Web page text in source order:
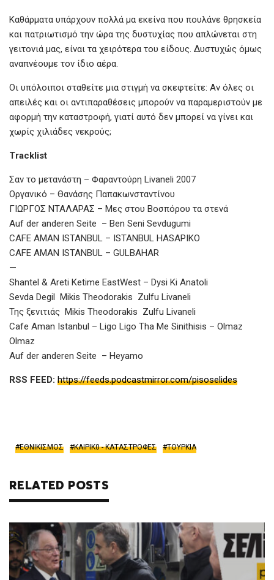
Καθάρματα υπάρχουν πολλά μα εκείνα που πουλάνε θρησκεία
και πατριωτισμό την ώρα της δυστυχίας που απλώνεται στη
γειτονιά μας, είναι τα χειρότερα του είδους. Δυστυχώς όμως
αναπνέουμε τον ίδιο αέρα.
Οι υπόλοιποι σταθείτε μια στιγμή να σκεφτείτε: Αν όλες οι
απειλές και οι αντιπαραθέσεις μπορούν να παραμεριστούν με
αφορμή την καταστροφή, γιατί αυτό δεν μπορεί να γίνει και
χωρίς χιλιάδες νεκρούς;
Tracklist
Σαν το μετανάστη – Φαραντούρη Livaneli 2007
Οργανικό – Θανάσης Παπακωνσταντίνου
ΓΙΩΡΓΟΣ ΝΤΑΛΑΡΑΣ – Μες στου Βοσπόρου τα στενά
Auf der anderen Seite – Ben Seni Sevdugumi
CAFE AMAN ISTANBUL – ISTANBUL HASAPIKO
CAFE AMAN ISTANBUL – GULBAHAR
—
Shantel & Areti Ketime EastWest – Dysi Ki Anatoli
Sevda Degil Mikis Theodorakis Zulfu Livaneli
Της ξενιτιάς Mikis Theodorakis Zulfu Livaneli
Cafe Aman Istanbul – Ligo Ligo Tha Me Sinithisis – Olmaz
Olmaz
Auf der anderen Seite – Heyamo
RSS FEED: https://feeds.podcastmirror.com/pisoselides
ΕΘΝΙΚΙΣΜΟΣ ΚΑΙΡΙΚ0 - ΚΑΤΑΣΤΡΟΦΕΣ ΤΟΥΡΚΙΑ
RELATED POSTS